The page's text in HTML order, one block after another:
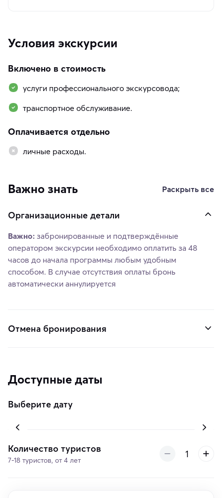
Условия экскурсии
Включено в стоимость
услуги профессионального экскурсовода;
транспортное обслуживание.
Оплачивается отдельно
личные расходы.
Важно знать Раскрыть все
Организационные детали
Важно: забронированные и подтверждённые
оператором экскурсии необходимо оплатить за 48
часов до начала программы любым удобным
способом. В случае отсутствия оплаты бронь
автоматически аннулируется
Отмена бронирования
Доступные даты
Выберите дату
Количество туристов
7-18 туристов, от 4 лет